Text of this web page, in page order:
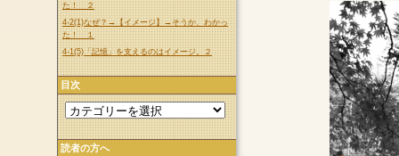
た！ ２
4-2(1)なぜ？→【イメージ】→そうか、わかっ
た！ １
4-1(5)「記憶」を支えるのはイメージ。２
目次
読者の方へ